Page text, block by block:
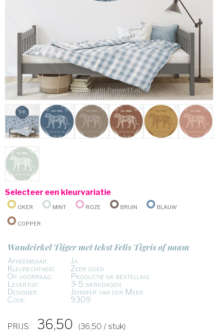
Selecteer een kleurvariatie
Oker
Mint Roze Bruin
Blauw
Copper
Wandcirkel Tijger met tekst Felis Tigris of naam
Afneembaar:
Ja
Kleurechtheid:
Zeer goed
Op voorraad:
Productie na bestelling
Levertijd:
3-5 werkdagen
Designer:
Jennifer van der Meer
Code:
9309
PRIJS: 36,50 (36,50 / stuk)